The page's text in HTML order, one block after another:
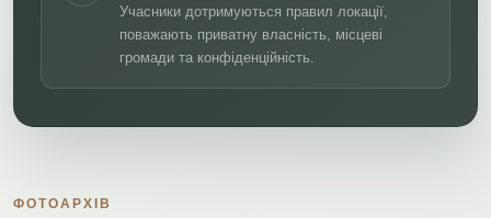
Учасники дотримуються правил локації,
поважають приватну власність, місцеві
громади та конфіденційність.
ФОТОАРХІВ